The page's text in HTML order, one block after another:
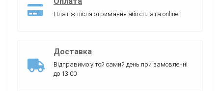
Платіж після отримання або сплата online
Доставка
Відправимо у той самий день при замовленні
до 13:00